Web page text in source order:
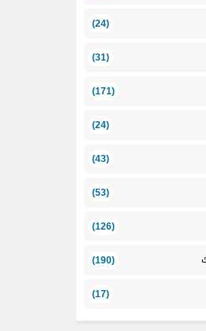
(24)
(31)
(171)
(24)
(43)
(53)
(126)
(190)
(17)